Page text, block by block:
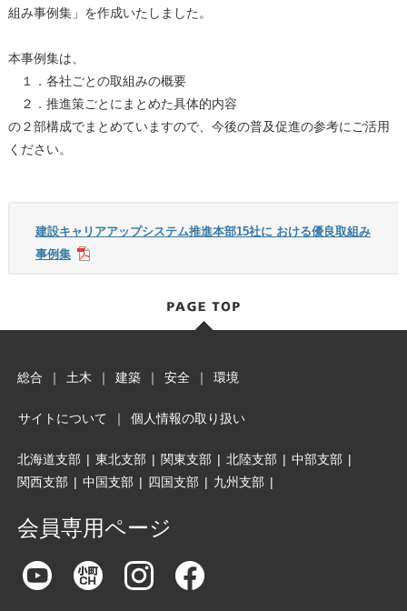
組み事例集」を作成いたしました。
本事例集は、
１．各社ごとの取組みの概要
２．推進策ごとにまとめた具体的内容
の２部構成でまとめていますので、今後の普及促進の参考にご活用
ください。
建設キャリアアップシステム推進本部15社に おける優良取組み
事例集
総合 ｜ 土木 ｜ 建築 ｜ 安全 ｜ 環境
サイトについて ｜ 個人情報の取り扱い
北海道支部 | 東北支部 | 関東支部 | 北陸支部 | 中部支部 |
関西支部 | 中国支部 | 四国支部 | 九州支部 |
会員専用ページ